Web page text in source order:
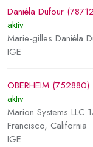
Danièla Dufour
aktiv
Marie-gilles Danièla
IGE
OBERHEIM (752880)
aktiv
Marion Systems LLC
Francisco, California
IGE